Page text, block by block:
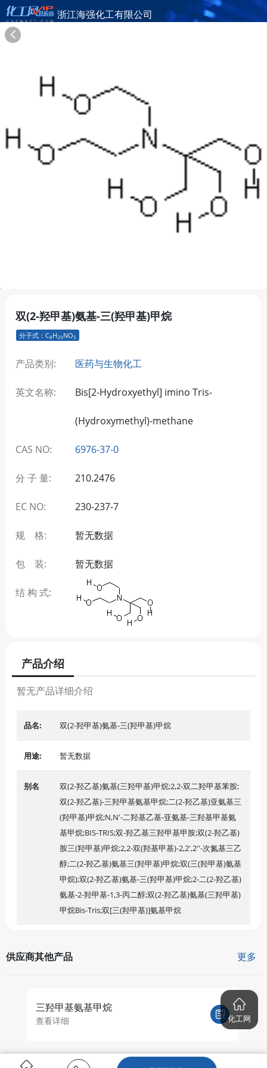
浙江海强化工有限公司
浙江海强化工有限公司
在线询盘
双(2-羟甲基)氨基-三(羟甲基)甲烷
分子式：C8H20NO5
产品类别: 医药与生物化工
英文名称: Bis[2-Hydroxyethyl] imino Tris-
(Hydroxymethyl)-methane
CAS NO: 6976-37-0
分 子 量: 210.2476
EC NO: 230-237-7
规 格: 暂无数据
包 装: 暂无数据
结 构 式:
产品介绍
暂无产品详细介绍
品名: 双(2-羟甲基)氨基-三(羟甲基)甲烷
用途: 暂无数据
别名
双(2-羟乙基)氨基(三羟甲基)甲烷;2,2-双二羟甲基苯胺;
双(2-羟乙基)-三羟甲基氨基甲烷;二(2-羟乙基)亚氨基三
(羟甲基)甲烷;N,N'-二羟基乙基-亚氨基-三羟基甲基氨
基甲烷;BIS-TRIS;双-羟乙基三羟甲基甲胺;双(2-羟乙基)
胺三(羟甲基)甲烷;2,2-双(羟基甲基)-2,2',2''-次氮基三乙
醇;二(2-羟乙基)氨基三(羟甲基)甲烷;双(三(羟甲基)氨基
甲烷);双(2-羟乙基)氨基-三(羟甲基)甲烷;2-二(2-羟乙基)
氨基-2-羟甲基-1,3-丙二醇;双(2-羟乙基)氨基(三羟甲基)
甲烷Bis-Tris;双[三(羟甲基)]氨基甲烷
供应商其他产品 更多
三羟甲基氨基甲烷
查看详细 化工网